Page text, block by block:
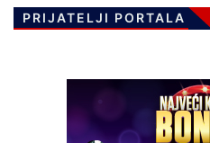
PRIJATELJI PORTALA